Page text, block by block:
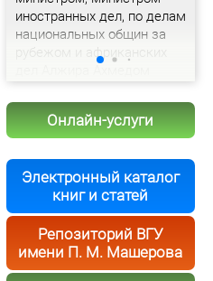
иностранных дел, по делам
национальных общин за
рубежом и африканских
Онлайн-услуги
Электронный каталог
книг и статей
Репозиторий ВГУ
имени П. М. Машерова